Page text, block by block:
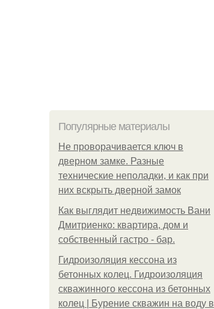
Популярные материалы
Не проворачивается ключ в
дверном замке. Разные
технические неполадки, и как при
них вскрыть дверной замок
Как выглядит недвижимость Вани
Дмитриенко: квартира, дом и
собственный гастро - бар.
Гидроизоляция кессона из
бетонных колец. Гидроизоляция
скважинного кессона из бетонных
колец | Бурение скважин на воду в